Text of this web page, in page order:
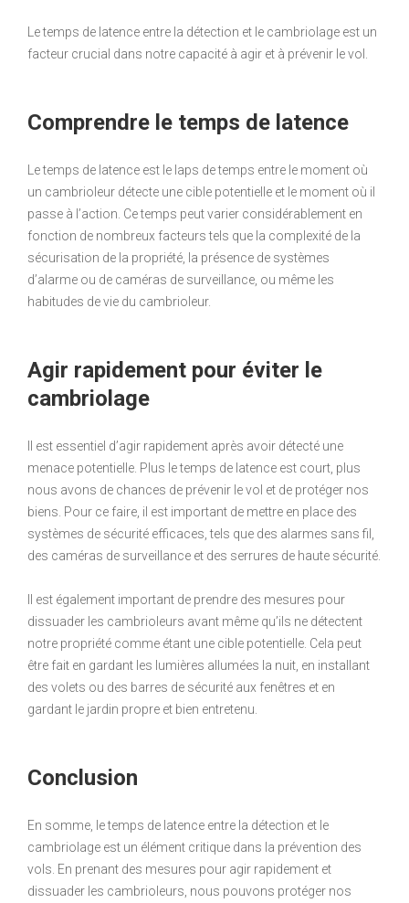
Le temps de latence entre la détection et le cambriolage est un
facteur crucial dans notre capacité à agir et à prévenir le vol.
Comprendre le temps de latence
Le temps de latence est le laps de temps entre le moment où
un cambrioleur détecte une cible potentielle et le moment où il
passe à l’action. Ce temps peut varier considérablement en
fonction de nombreux facteurs tels que la complexité de la
sécurisation de la propriété, la présence de systèmes
d’alarme ou de caméras de surveillance, ou même les
habitudes de vie du cambrioleur.
Agir rapidement pour éviter le
cambriolage
Il est essentiel d’agir rapidement après avoir détecté une
menace potentielle. Plus le temps de latence est court, plus
nous avons de chances de prévenir le vol et de protéger nos
biens. Pour ce faire, il est important de mettre en place des
systèmes de sécurité efficaces, tels que des alarmes sans fil,
des caméras de surveillance et des serrures de haute sécurité.
Il est également important de prendre des mesures pour
dissuader les cambrioleurs avant même qu’ils ne détectent
notre propriété comme étant une cible potentielle. Cela peut
être fait en gardant les lumières allumées la nuit, en installant
des volets ou des barres de sécurité aux fenêtres et en
gardant le jardin propre et bien entretenu.
Conclusion
En somme, le temps de latence entre la détection et le
cambriolage est un élément critique dans la prévention des
vols. En prenant des mesures pour agir rapidement et
dissuader les cambrioleurs, nous pouvons protéger nos